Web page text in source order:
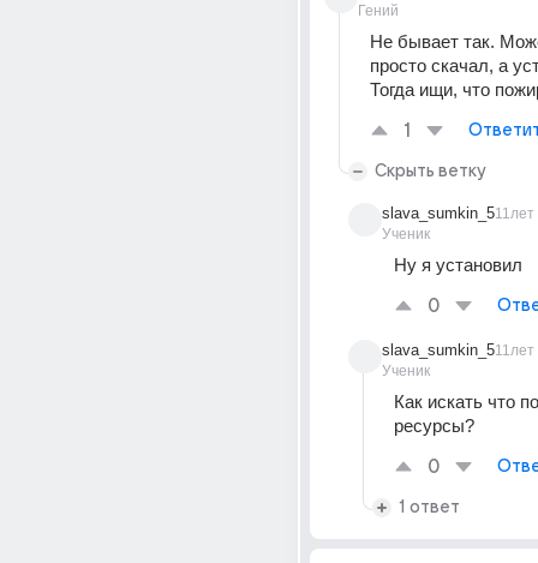
Гений
Не бывает так.
просто скачал, а
Тогда ищи, что
1
Скрыть ветку
slava_sumkin_5
Ученик
11лет
Ну я установил
0
slava_sumkin_5
Ученик
11лет
Как искать что
ресурсы?
0
1 ответ